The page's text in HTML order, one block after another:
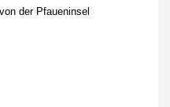
der Pfaueninsel